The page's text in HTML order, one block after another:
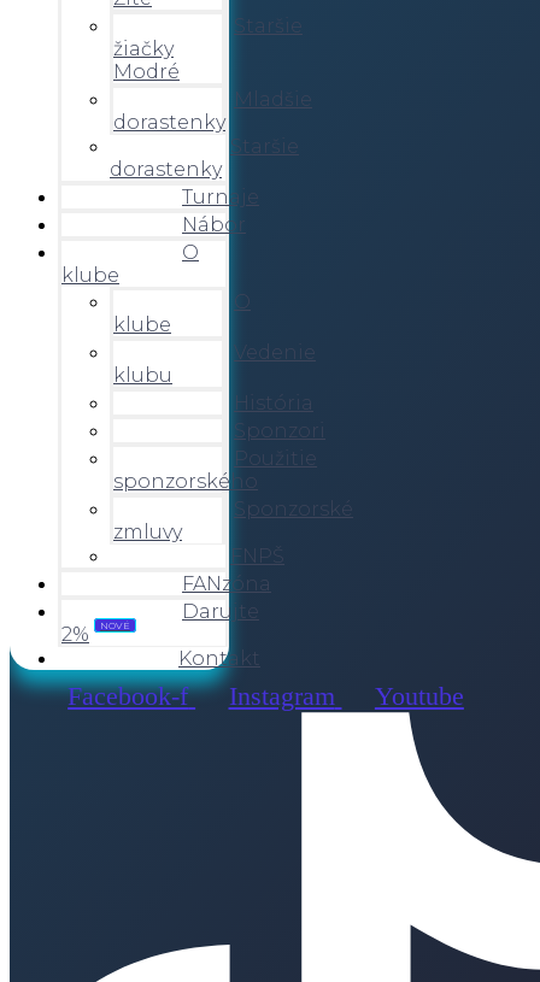
Staršie
žiačky
Modré
Mladšie
dorastenky
Staršie
dorastenky
Turnaje
Nábor
O
klube
O
klube
Vedenie
klubu
História
Sponzori
Použitie
sponzorského
Sponzorské
zmluvy
FNPŠ
FANzóna
Darujte
2%
NOVÉ
Kontakt
Facebook-f Instagram Youtube